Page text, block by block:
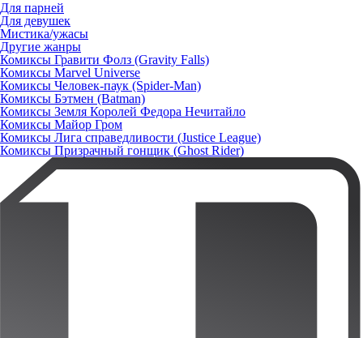
Для парней
Для девушек
Мистика/ужасы
Другие жанры
Комиксы Гравити Фолз (Gravity Falls)
Комиксы Marvel Universe
Комиксы Человек-паук (Spider-Man)
Комиксы Бэтмен (Batman)
Комиксы Земля Королей Федора Нечитайло
Комиксы Майор Гром
Комиксы Лига справедливости (Justice League)
Комиксы Призрачный гонщик (Ghost Rider)